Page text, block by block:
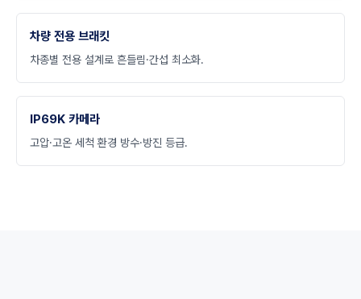
차량 전용 브래킷
차종별 전용 설계로 흔들림·간섭 최소화.
IP69K 카메라
고압·고온 세척 환경 방수·방진 등급.